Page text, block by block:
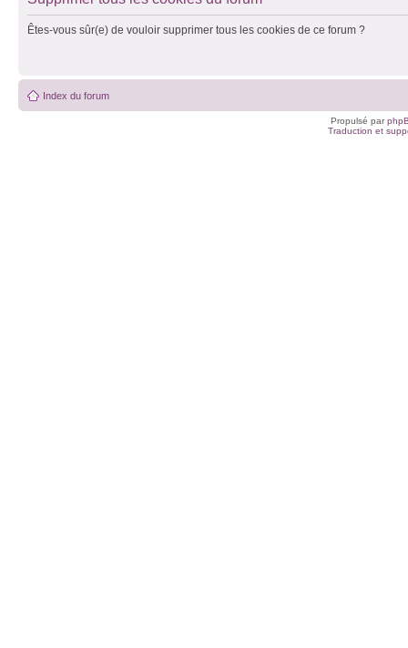
Êtes-vous sûr(e) de vouloir supprimer tous les cookies de ce forum ?
Index du forum
Propulsé par
Traduction et